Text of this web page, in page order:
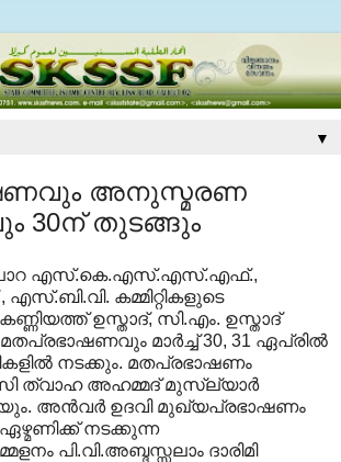
▼
അനുസ്മരണ
30ന് തുടങ്ങും
എസ്.കെ.എസ്.എസ്.എഫ്.,
കമ്മിറ്റികളുടെ
ഉസ്താദ്, സി.എം. ഉസ്താദ്
മാര്‍ച്ച് 30, 31 ഏപ്രില്‍
നടക്കും. മതപ്രഭാഷണം
ത്വാഹ അഹമ്മദ് മുസ്‌ല്യാര്‍
അന്‍വര്‍ ഉദവി മുഖ്യപ്രഭാഷണം
നടക്കുന്ന
പി.വി.അബ്ദസ്സലാം ദാരിമി